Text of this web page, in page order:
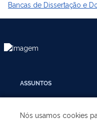
Bancas de Dissertação e
ASSUNTOS
A UNIDADE
Nós usamos cookies